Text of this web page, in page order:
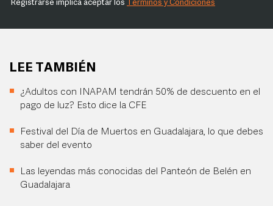
Registrarse implica aceptar los Términos y Condiciones
LEE TAMBIÉN
¿Adultos con INAPAM tendrán 50% de descuento en el
pago de luz? Esto dice la CFE
Festival del Día de Muertos en Guadalajara, lo que debes
saber del evento
Las leyendas más conocidas del Panteón de Belén en
Guadalajara